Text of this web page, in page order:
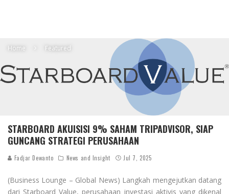
Home Featured
STARBOARD AKUISISI 9% SAHAM TRIPADVISOR, SIAP
GUNCANG STRATEGI PERUSAHAAN
Fadjar Dewanto News and Insight Jul 7, 2025
(Business Lounge – Global News) Langkah mengejutkan datang
dari Starboard Value, perusahaan investasi aktivis yang dikenal